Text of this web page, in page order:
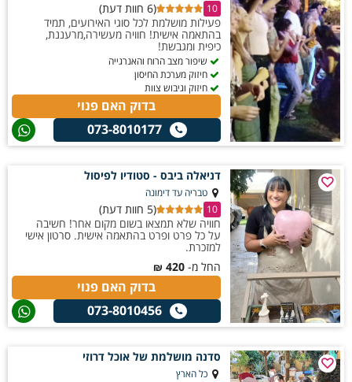
10
(6 חוות דעת)
פעילות מושלמת לכל סוגי האירועים, תמיד
בהתאמה אישית! חוויה מעשירה,מרעננת,
כיפית ומגבשת!
שיפור מצב הרוח והאנרגייה
חיזוק מערכת החיסון
חיזוק וגיבוש צוות
בדוק האם פנוי
073-8010177
דניאלה ביבס - סטודיו לפיסול
טבריה עד דימונה
10
(5 חוות דעת)
חוויה שלא תמצאו בשום מקום אחר! חשיבה
על כל פרט ופרט בהתאמה אישית. סרטון אישי
למזכרת.
החל מ- 420
₪
בדוק האם פנוי
073-8010456
סדנה מושלמת של אוכל דרוזי
כל הארץ